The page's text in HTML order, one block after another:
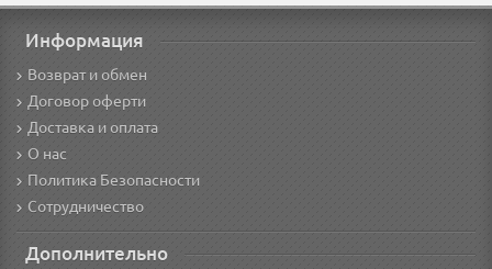
Информация
Возврат и обмен
Договор оферти
Доставка и оплата
О нас
Политика Безопасности
Сотрудничество
Дополнительно